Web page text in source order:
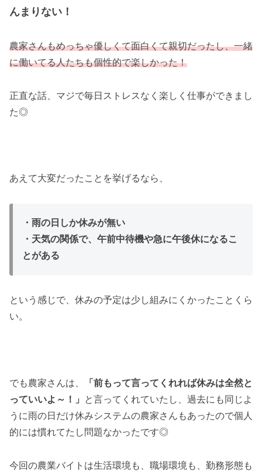
んまりない！
農家さんもめっちゃ優しくて面白くて親切だったし、一緒
に働いてる人たちも個性的で楽しかった！
正直な話、マジで毎日ストレスなく楽しく仕事ができまし
た◎
あえて大変だったことを挙げるなら、
・雨の日しか休みが無い
・天気の関係で、午前中待機や急に午後休になるこ
とがある
という感じで、休みの予定は少し組みにくかったことくら
い。
でも農家さんは、
「前もって言ってくれれば休みは全然と
っていいよ～！」
と言ってくれていたし、過去にも同じよ
うに雨の日だけ休みシステムの農家さんもあったので個人
的には慣れてたし問題なかったです◎
今回の農業バイトは生活環境も、職場環境も、勤務形態も